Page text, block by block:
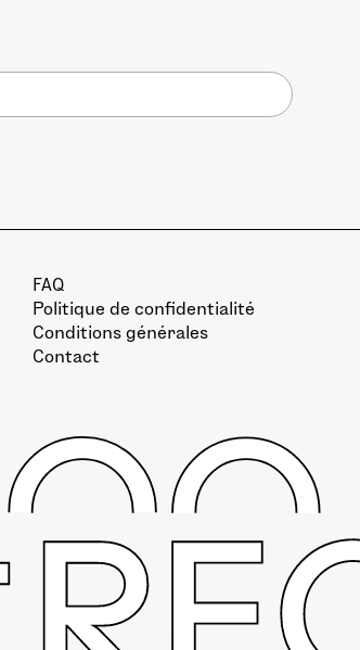
FAQ
Politique de confidentialité
Conditions générales
Contact